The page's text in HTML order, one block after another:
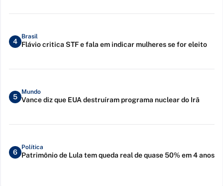
4
Brasil
Flávio critica STF e fala em indicar mulheres se for eleito
5
Mundo
Vance diz que EUA destruíram programa nuclear do Irã
6
Política
Patrimônio de Lula tem queda real de quase 50% em 4 anos